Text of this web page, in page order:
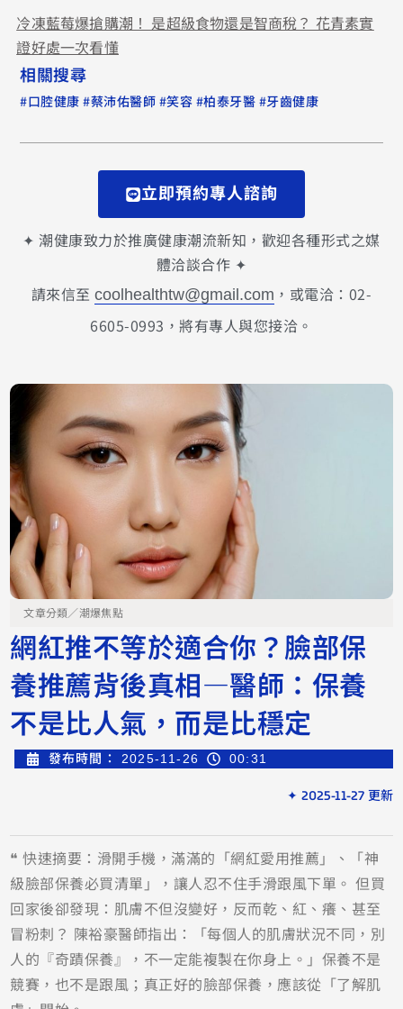
冷凍藍莓爆搶購潮！ 是超級食物還是智商稅？ 花青素實
證好處一次看懂
相關搜尋
#口腔健康 #蔡沛佑醫師 #笑容 #柏泰牙醫 #牙齒健康
立即預約專人諮詢
✦ 潮健康致力於推廣健康潮流新知，歡迎各種形式之媒
體洽談合作 ✦
請來信至coolhealthtw@gmail.com ，或電洽：02-
6605-0993，將有專人與您接洽。
文章分類／潮爆焦點
網紅推不等於適合你？臉部保
養推薦背後真相—醫師：保養
不是比人氣，而是比穩定
發布時間： 2025-11-26 00:31
✦ 2025-11-27 更新
❝ 快速摘要：滑開手機，滿滿的「網紅愛用推薦」、「神
級臉部保養必買清單」，讓人忍不住手滑跟風下單。 但買
回家後卻發現：肌膚不但沒變好，反而乾、紅、癢、甚至
冒粉刺？ 陳裕豪醫師指出：「每個人的肌膚狀況不同，別
人的『奇蹟保養』，不一定能複製在你身上。」保養不是
競賽，也不是跟風；真正好的臉部保養，應該從「了解肌